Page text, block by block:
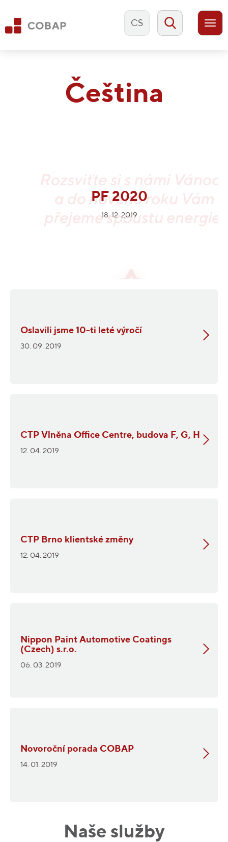
CS
Čeština
PF 2020
18. 12. 2019
Oslavili jsme 10-ti leté výročí
30. 09. 2019
CTP Vlněna Office Centre, budova F, G, H
12. 04. 2019
CTP Brno klientské změny
12. 04. 2019
Nippon Paint Automotive Coatings
(Czech) s.r.o.
06. 03. 2019
Novoroční porada COBAP
14. 01. 2019
Naše služby